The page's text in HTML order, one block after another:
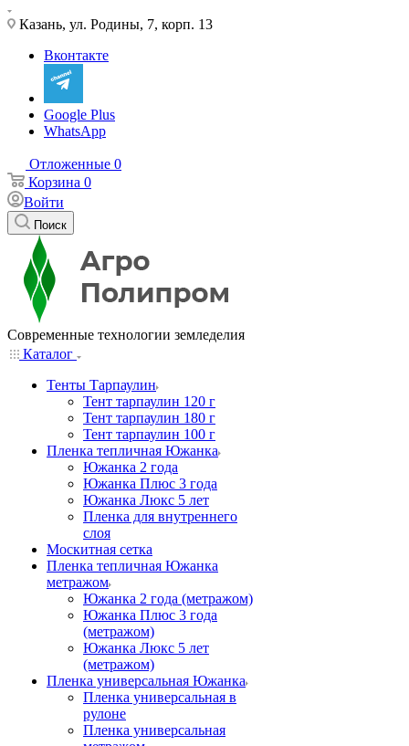
Казань, ул. Родины, 7, корп. 13
Вконтакте
Google Plus
WhatsApp
Отложенные 0
Корзина 0
Войти
Поиск
Современные технологии земледелия
Каталог
Тенты Тарпаулин
Тент тарпаулин 120 г
Тент тарпаулин 180 г
Тент тарпаулин 100 г
Пленка тепличная Южанка
Южанка 2 года
Южанка Плюс 3 года
Южанка Люкс 5 лет
Пленка для внутреннего
слоя
Москитная сетка
Пленка тепличная Южанка
метражом
Южанка 2 года (метражом)
Южанка Плюс 3 года
(метражом)
Южанка Люкс 5 лет
(метражом)
Пленка универсальная Южанка
Пленка универсальная в
рулоне
Пленка универсальная